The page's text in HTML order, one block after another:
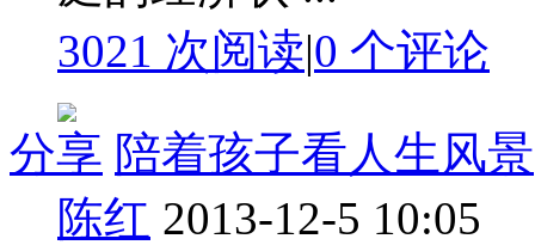
3021 次阅读|0 个评论
分享 陪着孩子看人生风景
陈红 2013-12-5 10:05